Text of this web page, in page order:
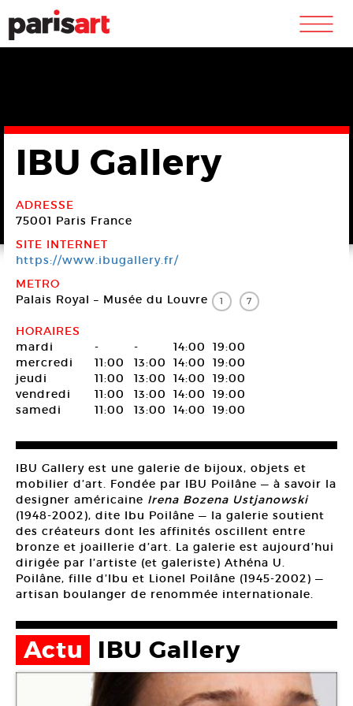
m
IBU Gallery
ADRESSE
75001 Paris France
SITE INTERNET
https://www.ibugallery.fr/
METRO
Palais Royal – Musée du Louvre
1 7
HORAIRES
mardi
- - 14:00
19:00
mercredi
11:00 13:00 14:00
19:00
jeudi
11:00 13:00 14:00
19:00
vendredi
11:00 13:00 14:00
19:00
samedi
11:00 13:00 14:00 19:00
IBU Gallery est une galerie de bijoux, objets et
mobilier d’art. Fondée par IBU Poilâne — à savoir la
designer américaine Irena Bozena Ustjanowski
(1948-2002), dite Ibu Poilâne — la galerie soutient
des créateurs dont les affinités oscillent entre
bronze et joaillerie d’art. La galerie est aujourd’hui
dirigée par l’artiste (et galeriste) Athéna U.
Poilâne, fille d’Ibu et Lionel Poilâne (1945-2002) —
artisan boulanger de renommée internationale.
Actu IBU Gallery